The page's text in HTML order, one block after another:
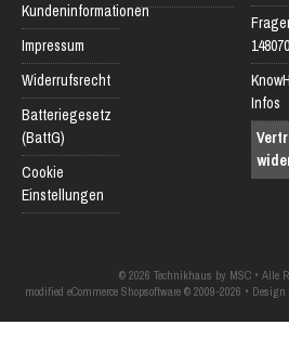
Kundeninformationen
Impressum
Widerrufsrecht
Batteriegesetz
(BattG)
Cookie
Einstellungen
148070
Infos
© 2026 Technikhaus by MSC • Alle
modified eCommerce Shopsoftware © 2009-2026 •